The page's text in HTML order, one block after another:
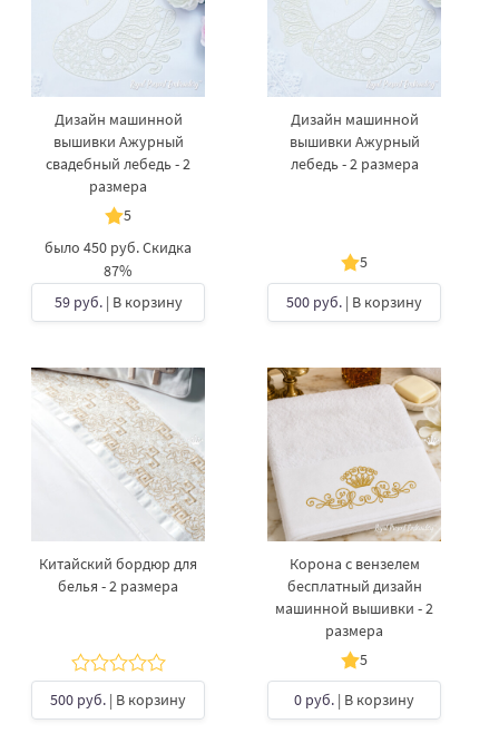
Дизайн машинной
вышивки Ажурный
свадебный лебедь - 2
размера
5
было 450 руб.Скидка
87%
59 руб.| В корзину
Дизайн машинной
вышивки Ажурный
лебедь - 2 размера
5
500 руб. | В корзину
Китайский бордюр для
белья - 2 размера
500 руб. | В корзину
Корона с вензелем
бесплатный дизайн
машинной вышивки - 2
размера
5
0 руб. | В корзину